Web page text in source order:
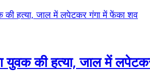
युवक की हत्या, जाल में